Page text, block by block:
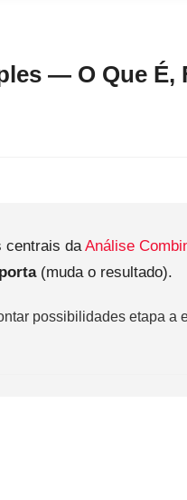
— O Que É,
centrais daAnálise
(muda o resultado).
possibilidades etapa